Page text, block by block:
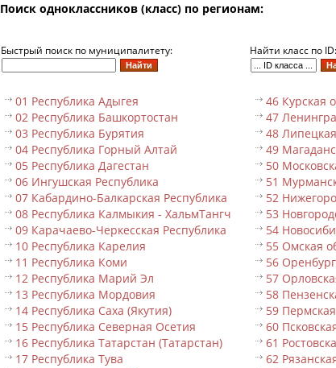
Поиск одноклассников (класс) по регионам:
Быстрый поиск по муниципалитету: Найти класс по
01 Республика Адыгея
02 Республика Башкортостан
03 Республика Бурятия
04 Республика Горный Алтай
05 Республика Дагестан
06 Ингушская Республика
07 Кабардино-Балкарская Республика
08 Республика Калмыкия - ХальмТангч
09 Карачаево-Черкесская Республика
10 Республика Карелия
11 Республика Коми
12 Республика Марий Эл
13 Республика Мордовия
14 Республика Саха (Якутия)
15 Республика Северная Осетия
16 Республика Татарстан (Татарстан)
17 Республика Тува
46 Курская
47
48
49
50
51
52
53
54
55 Омская
56
57
58
59
60
61
62